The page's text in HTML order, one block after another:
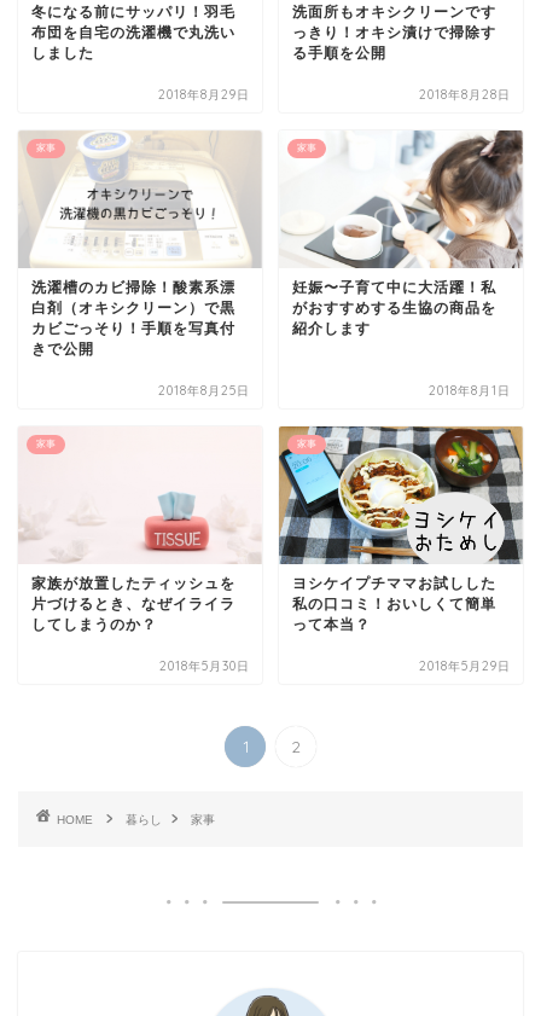
冬になる前にサッパリ！羽毛
布団を自宅の洗濯機で丸洗い
しました
2018年8月29日
洗面所もオキシクリーンです
っきり！オキシ漬けで掃除す
る手順を公開
2018年8月28日
家事
洗濯槽のカビ掃除！酸素系漂
白剤（オキシクリーン）で黒
カビごっそり！手順を写真付
きで公開
2018年8月25日
家事
妊娠〜子育て中に大活躍！私
がおすすめする生協の商品を
紹介します
2018年8月1日
家事
家族が放置したティッシュを
片づけるとき、なぜイライラ
してしまうのか？
2018年5月30日
家事
ヨシケイプチママお試しした
私の口コミ！おいしくて簡単
って本当？
2018年5月29日
1 2
HOME 暮らし 家事